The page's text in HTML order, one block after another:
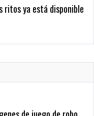
su racha de